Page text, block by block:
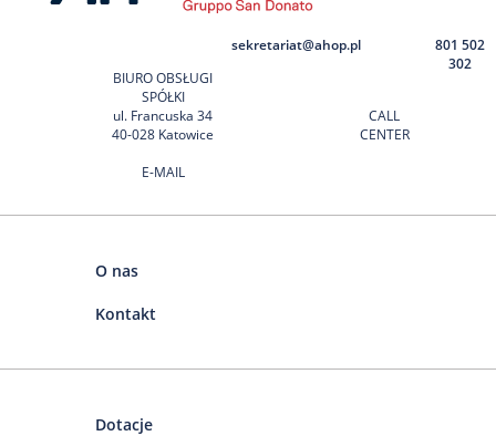
BIURO OBSŁUGI
SPÓŁKI
ul. Francuska 34
40-028 Katowice
E-MAIL
sekretariat@ahop.pl
CALL
CENTER
801 502
302
O nas
Kontakt
Dotacje